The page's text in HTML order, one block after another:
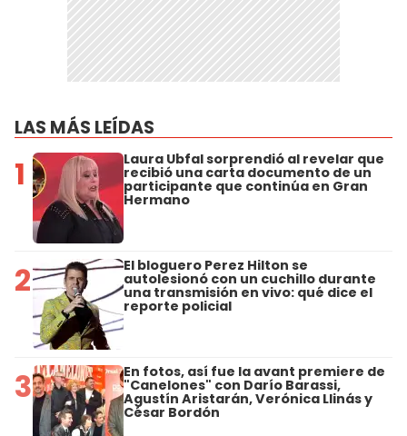
LAS MÁS LEÍDAS
1 Laura Ubfal sorprendió al revelar que
recibió una carta documento de un
participante que continúa en Gran
Hermano
2 El bloguero Perez Hilton se
autolesionó con un cuchillo durante
una transmisión en vivo: qué dice el
reporte policial
3 En fotos, así fue la avant premiere de
"Canelones" con Darío Barassi,
Agustín Aristarán, Verónica Llinás y
César Bordón